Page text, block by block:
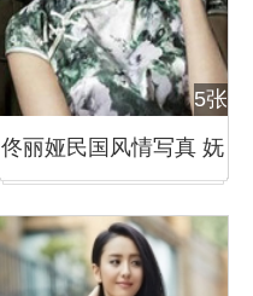
5张
佟丽娅民国风情写真 妩